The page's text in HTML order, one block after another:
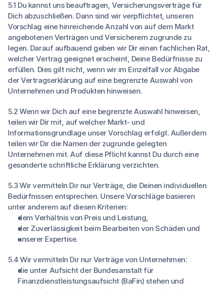
5.1 Du kannst uns beauftragen, Versicherungsverträge für
Dich abzuschließen. Dann sind wir verpflichtet, unseren
Vorschlag eine hinreichende Anzahl von auf dem Markt
angebotenen Verträgen und Versicherern zugrunde zu
legen. Darauf aufbauend geben wir Dir einen fachlichen Rat,
welcher Vertrag geeignet erscheint, Deine Bedürfnisse zu
erfüllen. Dies gilt nicht, wenn wir im Einzelfall vor Abgabe
der Vertragserklärung auf eine begrenzte Auswahl von
Unternehmen und Produkten hinweisen.
5.2 Wenn wir Dich auf eine begrenzte Auswahl hinweisen,
teilen wir Dir mit, auf welcher Markt- und
Informationsgrundlage unser Vorschlag erfolgt. Außerdem
teilen wir Dir die Namen der zugrunde gelegten
Unternehmen mit. Auf diese Pflicht kannst Du durch eine
gesonderte schriftliche Erklärung verzichten.
5.3 Wir vermitteln Dir nur Verträge, die Deinen individuellen
Bedürfnissen entsprechen. Unsere Vorschläge basieren
unter anderem auf diesen Kriterien:
dem Verhältnis von Preis und Leistung,
der Zuverlässigkeit beim Bearbeiten von Schäden und
unserer Expertise.
5.4 Wir vermitteln Dir nur Verträge von Unternehmen:
die unter Aufsicht der Bundesanstalt für
Finanzdienstleistungsaufsicht (BaFin) stehen und